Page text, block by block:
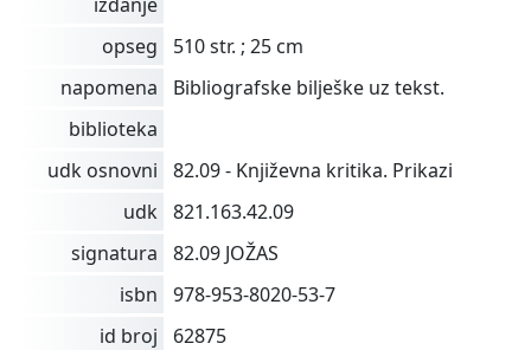
opseg
510 str. ; 25 cm
napomena
Bibliografske bilješke uz tekst.
biblioteka
udk osnovni
82.09 - Književna kritika. Prikazi
udk 821.163.42.09
signatura
82.09 JOŽAS
isbn
978-953-8020-53-7
id broj
62875